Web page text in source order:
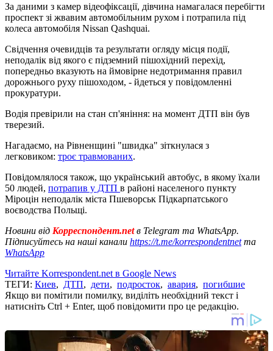
За даними з камер відеофіксації, дівчина намагалася перебігти
проспект зі жвавим автомобільним рухом і потрапила під
колеса автомобіля Nissan Qashquai.
Свідчення очевидців та результати огляду місця події,
неподалік від якого є підземний пішохідний перехід,
попередньо вказують на ймовірне недотримання правил
дорожнього руху пішоходом, - йдеться у повідомленні
прокуратури.
Водія превірили на стан сп'яніння: на момент ДТП він був
тверезий.
Нагадаємо, на Рівненщині "швидка" зіткнулася з
легковиком: троє травмованих.
Повідомлялося також, що український автобус, в якому їхали
50 людей, потрапив у ДТП в районі населеного пункту
Міроцін неподалік міста Пшеворськ Підкарпатського
воєводства Польщі.
Новини від Корреспондент.netв Telegram та WhatsApp.
Підписуйтесь на наші канали https://t.me/korrespondentnetта
WhatsApp
Читайте Korrespondent.net в Google News
ТЕГИ: Киев, ДТП, дети, подросток, авария, погибшие
Якщо ви помітили помилку, виділіть необхідний текст і
натисніть Ctrl + Enter, щоб повідомити про це редакцію.